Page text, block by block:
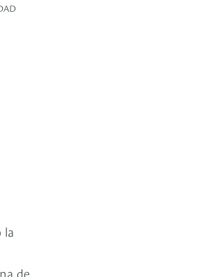
la
de